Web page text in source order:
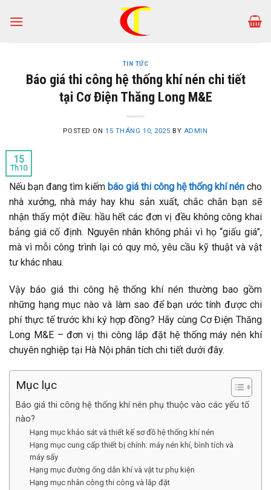
TIN TỨC
Báo giá thi công hệ thống khí nén chi tiết
tại Cơ Điện Thăng Long M&E
POSTED ON 15 THÁNG 10, 2025 BY ADMIN
15
Th10
Nếu bạn đang tìm kiếm báo giá thi công hệ thống khí nén cho
nhà xưởng, nhà máy hay khu sản xuất, chắc chắn bạn sẽ
nhận thấy một điều: hầu hết các đơn vị đều không công khai
bảng giá cố định. Nguyên nhân không phải vì họ “giấu giá”,
mà vì mỗi công trình lại có quy mô, yêu cầu kỹ thuật và vật
tư khác nhau.
Vậy báo giá thi công hệ thống khí nén thường bao gồm
những hạng mục nào và làm sao để bạn ước tính được chi
phí thực tế trước khi ký hợp đồng? Hãy cùng Cơ Điện Thăng
Long M&E – đơn vị thi công lắp đặt hệ thống máy nén khí
chuyên nghiệp tại Hà Nội phân tích chi tiết dưới đây.
Mục lục
Báo giá thi công hệ thống khí nén phụ thuộc vào các yếu tố
nào?
Hạng mục khảo sát và thiết kế sơ đồ hệ thống khí nén
Hạng mục cung cấp thiết bị chính: máy nén khí, bình tích và
máy sấy
Hạng mục đường ống dẫn khí và vật tư phụ kiện
Hạng mục nhân công thi công và lắp đặt